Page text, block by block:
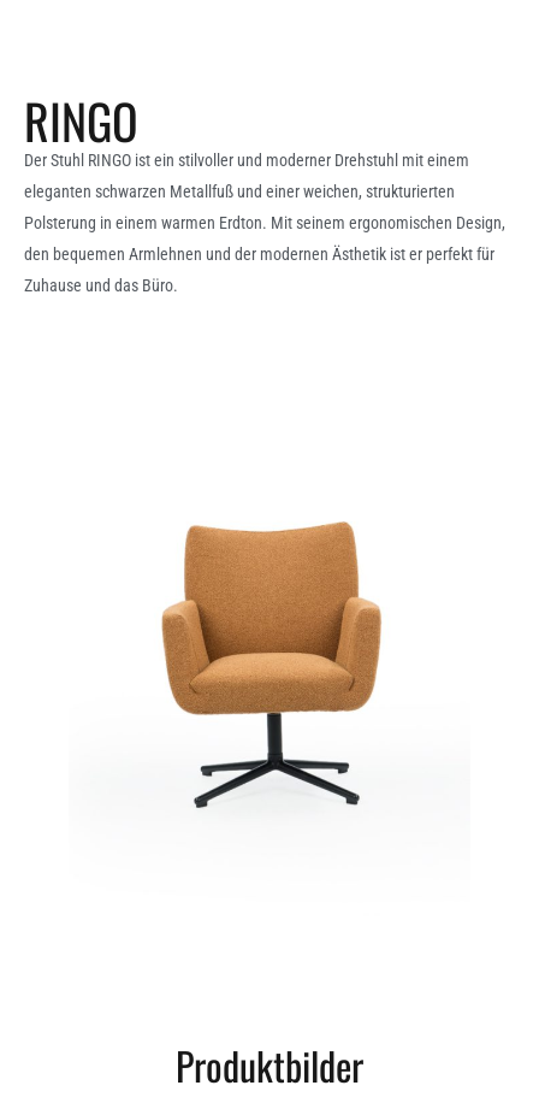
RINGO
Der Stuhl RINGO ist ein stilvoller und moderner Drehstuhl mit einem
eleganten schwarzen Metallfuß und einer weichen, strukturierten
Polsterung in einem warmen Erdton. Mit seinem ergonomischen Design,
den bequemen Armlehnen und der modernen Ästhetik ist er perfekt für
Zuhause und das Büro.
Produktbilder